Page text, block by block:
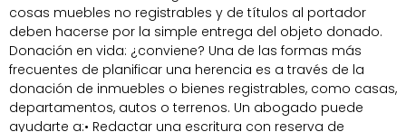
cosas muebles no registrables y de títulos al portador
deben hacerse por la simple entrega del objeto donado.
Donación en vida: ¿conviene? Una de las formas más
frecuentes de planificar una herencia es a través de la
donación de inmuebles o bienes registrables, como casas,
departamentos, autos o terrenos. Un abogado puede
ayudarte a:• Redactar una escritura con reserva de